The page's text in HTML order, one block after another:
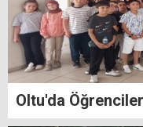
Oltu'da